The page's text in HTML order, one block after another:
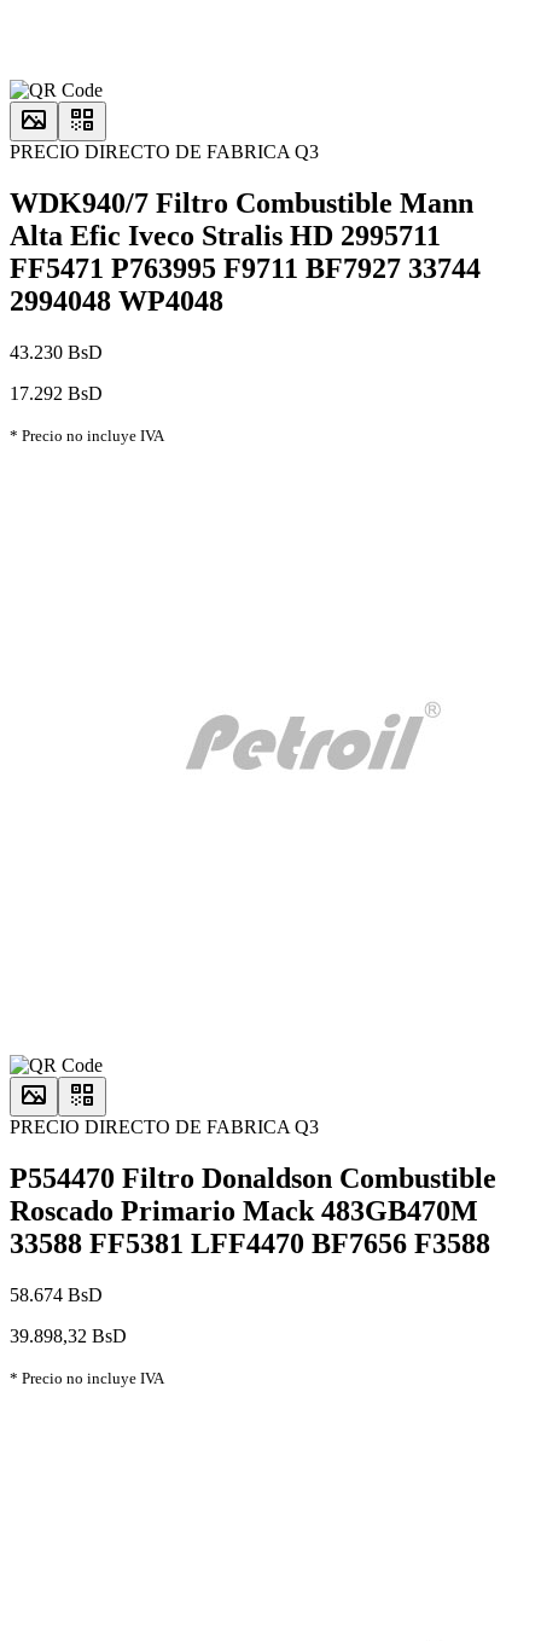
PRECIO DIRECTO DE FABRICA Q3
WDK940/7 Filtro Combustible Mann
Alta Efic Iveco Stralis HD 2995711
FF5471 P763995 F9711 BF7927 33744
2994048 WP4048
43.230 BsD
17.292 BsD
* Precio no incluye IVA
PRECIO DIRECTO DE FABRICA Q3
P554470 Filtro Donaldson Combustible
Roscado Primario Mack 483GB470M
33588 FF5381 LFF4470 BF7656 F3588
58.674 BsD
39.898,32 BsD
* Precio no incluye IVA